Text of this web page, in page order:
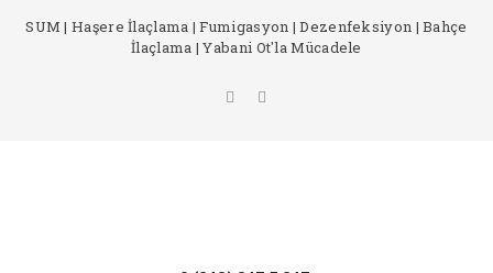
SUM | Haşere İlaçlama | Fumigasyon | Dezenfeksiyon | Bahçe
İlaçlama | Yabani Ot'la Mücadele